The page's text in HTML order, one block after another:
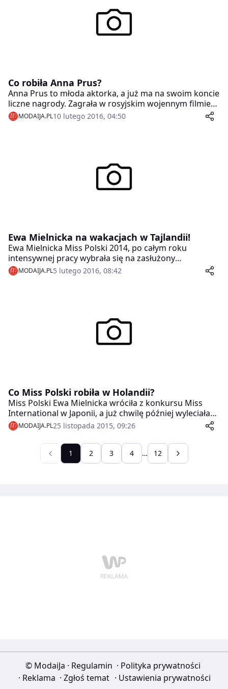
Co robiła Anna Prus?
Anna Prus to młoda aktorka, a już ma na swoim koncie
liczne nagrody. Zagrała w rosyjskim wojennym filmie
„Wszystko oprócz dzieci” (ros.: „Edinichta”).
MODAIJA.PL10 lutego 2016, 04:50
Ewa Mielnicka na wakacjach w Tajlandii!
Ewa Mielnicka Miss Polski 2014, po całym roku
intensywnej pracy wybrała się na zasłużony
odpoczynek.
MODAIJA.PL5 lutego 2016, 08:42
Co Miss Polski robiła w Holandii?
Miss Polski Ewa Mielnicka wróciła z konkursu Miss
International w Japonii, a już chwilę później wyleciała
na kilka dni do Amsterdamu.
MODAIJA.PL25 listopada 2015, 09:26
1 2 3 4 … 12
© ModaiJa · Regulamin · Polityka prywatności
· Reklama · Zgłoś temat · Ustawienia prywatności